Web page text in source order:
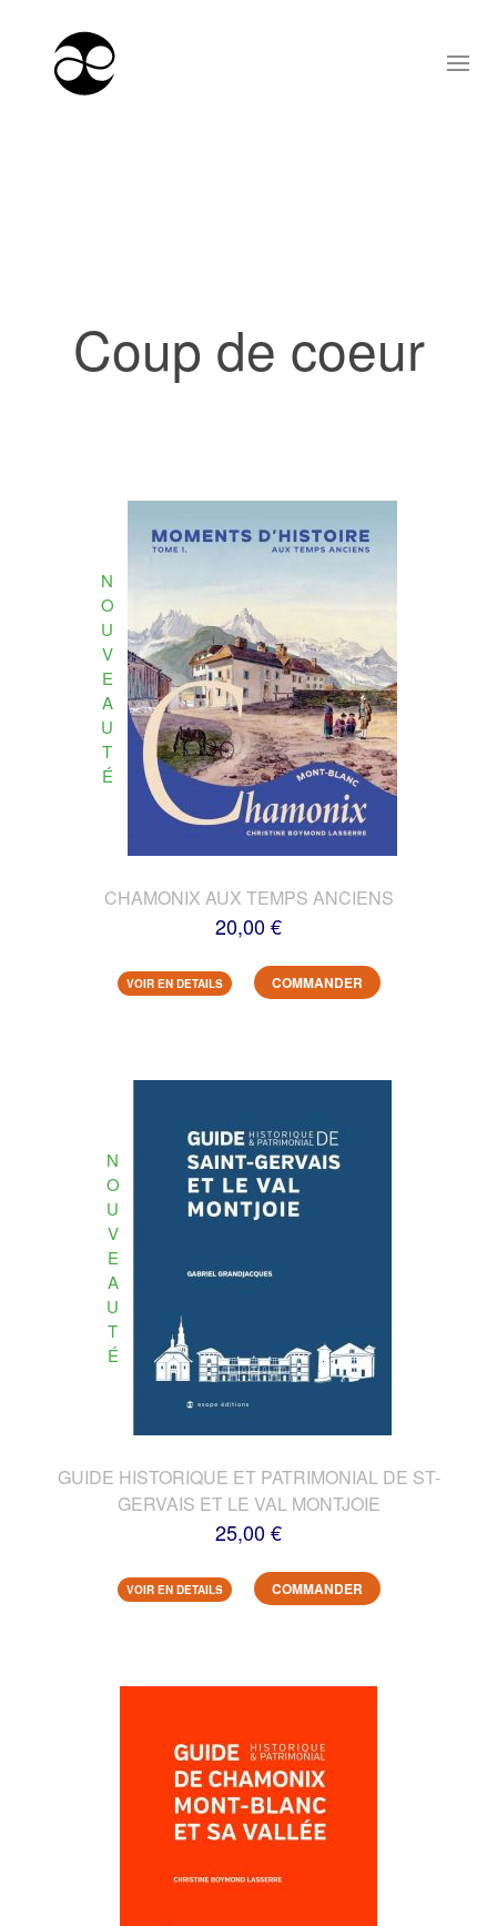
Coup de coeur
N
O
U
V
E
A
U
T
É
CHAMONIX AUX TEMPS ANCIENS
20,00 €
VOIR EN DETAILS COMMANDER
N
O
U
V
E
A
U
T
É
GUIDE HISTORIQUE ET PATRIMONIAL DE ST-
GERVAIS ET LE VAL MONTJOIE
25,00 €
VOIR EN DETAILS COMMANDER